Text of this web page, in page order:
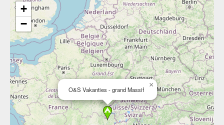
O&S Vakanties - grand Massif
×
+
−